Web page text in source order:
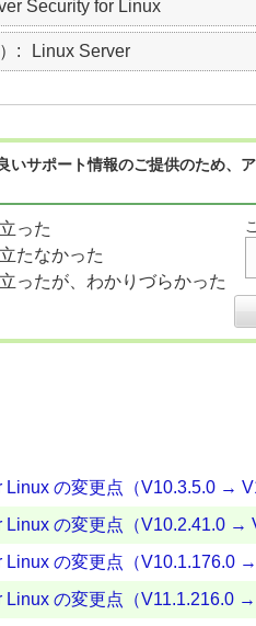
Security for Linux
Linux Server
良いサポート情報のご提供のため
った
たなかった
ったが、わかりづらかった
Linux の変更点（V10.3.5.0 →
Linux の変更点（V10.2.41.0 →
Linux の変更点（V10.1.176.0
Linux の変更点（V11.1.216.0